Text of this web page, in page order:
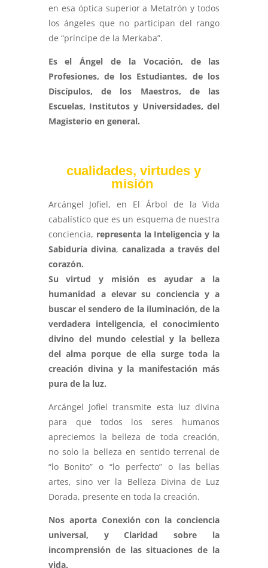
en esa óptica superior a Metatrón y todos
los ángeles que no participan del rango
de “príncipe de la Merkaba”.
Es el Ángel de la Vocación, de las
Profesiones, de los Estudiantes, de los
Discípulos, de los Maestros, de las
Escuelas, Institutos y Universidades, del
Magisterio en general.
cualidades, virtudes y
misión
Arcángel Jofiel, en El Árbol de la Vida
cabalístico que es un esquema de nuestra
conciencia, representa la Inteligencia y la
Sabiduría divina,canalizada a través del
corazón.
Su virtud y misión es ayudar a la
humanidad a elevar su conciencia y a
buscar el sendero de la iluminación, de la
verdadera inteligencia, el conocimiento
divino del mundo celestial y la belleza
del alma porque de ella surge toda la
creación divina y la manifestación más
pura de la luz.
Arcángel Jofiel transmite esta luz divina
para que todos los seres humanos
apreciemos la belleza de toda creación,
no solo la belleza en sentido terrenal de
“lo Bonito” o “lo perfecto” o las bellas
artes, sino ver la Belleza Divina de Luz
Dorada, presente en toda la creación.
Nos aporta Conexión con la conciencia
universal, y Claridad sobre la
incomprensión de las situaciones de la
vida.